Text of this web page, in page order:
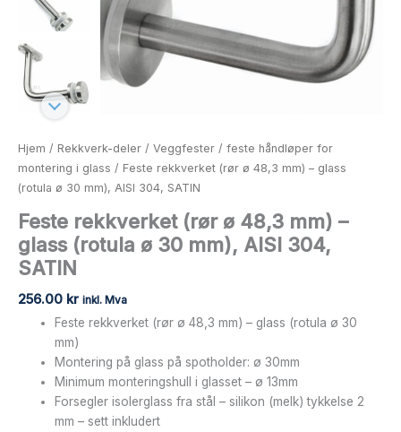
Hjem / Rekkverk-deler / Veggfester / feste håndløper for
montering i glass / Feste rekkverket (rør ø 48,3 mm) – glass
(rotula ø 30 mm), AISI 304, SATIN
Feste rekkverket (rør ø 48,3 mm) –
glass (rotula ø 30 mm), AISI 304,
SATIN
256.00 kr inkl. Mva
Feste rekkverket (rør ø 48,3 mm) – glass (rotula ø 30
mm)
Montering på glass på spotholder: ø 30mm
Minimum monteringshull i glasset – ø 13mm
Forsegler isolerglass fra stål – silikon (melk) tykkelse 2
mm – sett inkludert
304,
SATIN
antall